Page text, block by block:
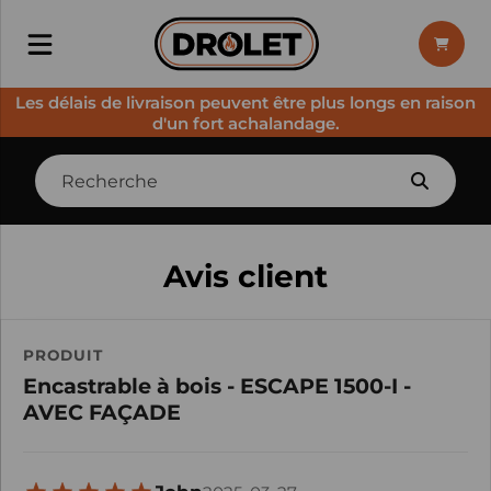
Les délais de livraison peuvent être plus longs en raison
d'un fort achalandage.
Avis client
PRODUIT
Encastrable à bois - ESCAPE 1500-I -
AVEC FAÇADE